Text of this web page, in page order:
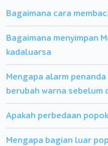
Bagaimana cara
Bagaimana menyimpan
kadaluarsa
Mengapa alarm
berubah warna sebelum
Apakah perbedaan
Mengapa bagian luar